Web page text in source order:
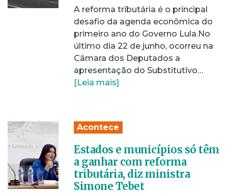
A reforma tributária é o principal
desafio da agenda econômica do
primeiro ano do Governo Lula.No
último dia 22 de junho, ocorreu na
Câmara dos Deputados a
apresentação do Substitutivo…
[Leia mais]
Acontece
Estados e municípios só têm
a ganhar com reforma
tributária, diz ministra
Simone Tebet